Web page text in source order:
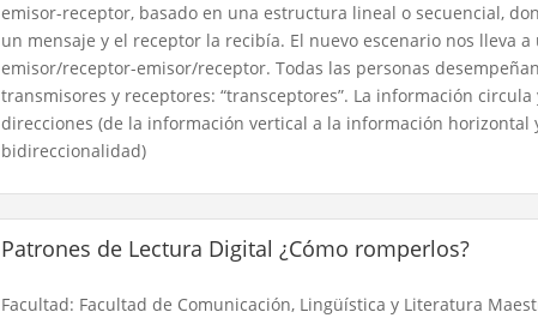
emisor-receptor, basado en una estructura lineal o secuencial,
un mensaje y el receptor la recibía. El nuevo escenario nos lleva a
emisor/receptor-emisor/receptor. Todas las personas
transmisores y receptores: “transceptores”. La información circula
direcciones (de la información vertical a la información horizontal
bidireccionalidad)
Patrones de Lectura Digital ¿Cómo romperlos?
Facultad: Facultad de Comunicación, Lingüística y Literatura